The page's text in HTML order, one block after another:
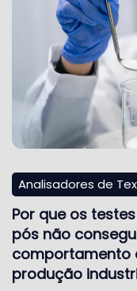
Analisadores de
Por que os
pós não
comportamento
produção